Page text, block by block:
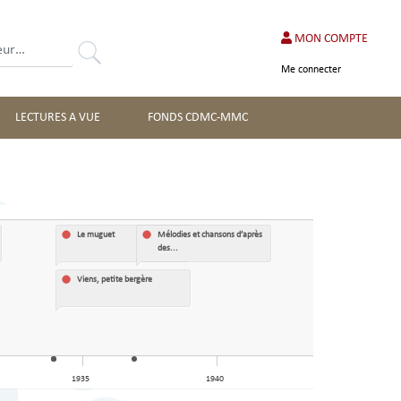
Rechercher
MON COMPTE
Me connecter
LECTURES A VUE FONDS CDMC-MMC
Le muguet
Viens, petite bergère
Mélodies et chansons d’après
des...
1935 1940